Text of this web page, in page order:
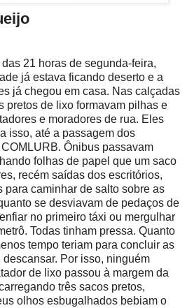
21 horas de segunda-feira,
já estava ficando deserto e a
já chegou em casa. Nas calçadas
pretos de lixo formavam pilhas e
e moradores de rua. Eles
isso, até a passagem dos
Ônibus passavam
folhas de papel que um saco
recém saídas dos escritórios,
para caminhar de salto sobre as
se desviavam de pedaços de
no primeiro táxi ou mergulhar
Todas tinham pressa. Quanto
tempo teriam para concluir as
Por isso, ninguém
de lixo passou à margem da
três sacos pretos,
olhos esbugalhados bebiam o